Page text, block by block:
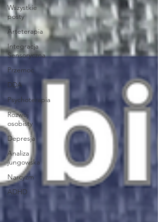
Wszystkie
posty
Arteterapia
Integracja
Sensoryczna
Przemoc
DDA
Psychoterapia
Rozwój
osobisty
Depresja
Analiza
jungowska
Narcyzm
ADHD